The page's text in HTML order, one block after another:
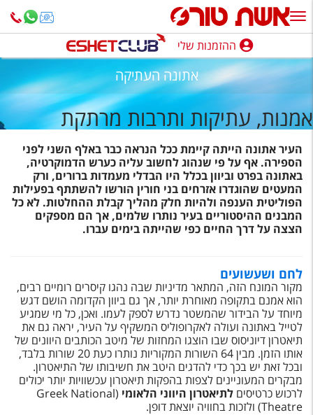
ההזמנות שלי
נופש בארץ
חופשה לפי סגנון
מלונות באילת
טיולים מאורגנים
סגנונות טיול
חבילות נופש
חבילות בריאות וספא
טיסות לחו"ל
מלונות בחו"ל
Русский
קרוז
ההזמנות שלי
אתונה העתיקה
אמנות, עתיקות ותרבות מרתקת
העיר אתונה הייתה קיימת ככל הנראה כבר באלף השני לפני
הספירה. אף על פי שנהוג לחשוב עליה כערש הדמוקרטיה,
באתונה בפרט וביוון בכלל היו הבדלי מעמדות ברורים, ורק
המעטים שהוגדרו אזרחים בני חורין הורשו להשתתף בפעילות
הפוליטית הענפה ולהיות חלק מהליך קבלת ההחלטות. לא כל
המבנים ההיסטוריים בעיר נותרו שלמים, אך הם מספקים
הצצה על דרך החיים כפי שהייתה בימים עברו.
לחם ושעשועים
מקור המונח הזה, המתאר מדיניות שבה נהגו קיסרים רומיים רבים,
הוא אמנם בתקופה מאוחרת יותר, אך גם ביוון הקדומה הושם דגש
מיוחד על הבידור שהמשטר נדרש לספק לעמו. ואכן, כל מי שמגיע
לטייל באתונה ועולה לאקרופוליס המשקיף על העיר, יראה גם את
תיאטרון דיוניסוס שבו הוצגו המחזות של מיטב הכותבים היוונים של
אותו הזמן. מבין 64 השורות המקוריות נותרו כעת 20 שורות בלבד,
ובכל זאת יש בכך כדי להדגים היטב את חשיבותו של התיאטרון.
מבקרים המעוניינים לצפות בהפקות תיאטרון עכשוויות יותר יכולים
לרכוש כרטיסים לתיאטרון היווני הלאומי (Greek National
Theatre) ולזכות בחוויה יוצאת דופן.